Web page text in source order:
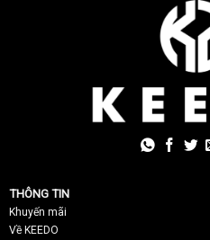
THÔNG TIN
Khuyến mãi
Về KEEDO